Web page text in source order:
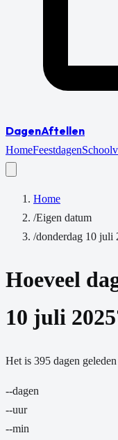
DagenAftellen
HomeFeestdagen
Home
/Eigen datum
/donderdag 10 juli
Hoeveel
10 juli 2025
Het is 395 dagen
--dagen
--uur
--min